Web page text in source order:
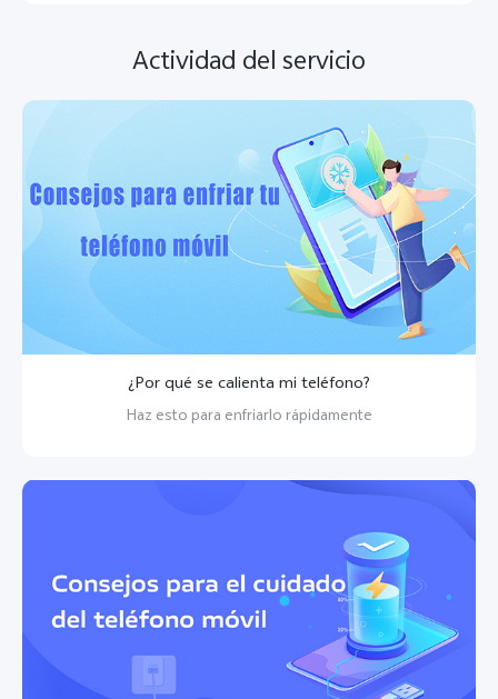
Actividad del servicio
¿Por qué se calienta mi teléfono?
Haz esto para enfriarlo rápidamente